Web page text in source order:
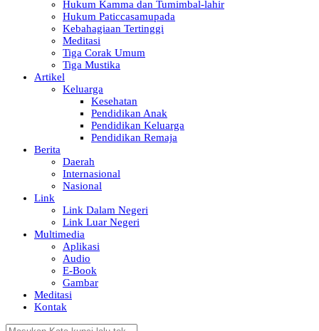
Hukum Kamma dan Tumimbal-lahir
Hukum Paticcasamupada
Kebahagiaan Tertinggi
Meditasi
Tiga Corak Umum
Tiga Mustika
Artikel
Keluarga
Kesehatan
Pendidikan Anak
Pendidikan Keluarga
Pendidikan Remaja
Berita
Daerah
Internasional
Nasional
Link
Link Dalam Negeri
Link Luar Negeri
Multimedia
Aplikasi
Audio
E-Book
Gambar
Meditasi
Kontak